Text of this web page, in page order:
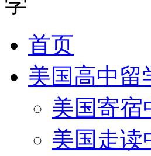
首页
美国高中留
美国寄宿
美国走读